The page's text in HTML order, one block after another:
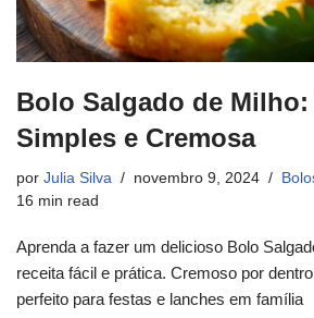
Bolo Salgado de Milho:
Simples e Cremosa
por Julia Silva novembro 9, 2024
16 min read
Aprenda a fazer um delicioso Bolo
receita fácil e prática. Cremoso por
perfeito para festas e lanches em família